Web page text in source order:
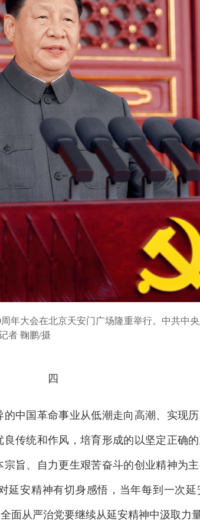
大会在北京天安门广场隆重举行。中共中央
者 鞠鹏/摄
四
国革命事业从低潮走向高潮、实现
传统和作风，培育形成的以坚定正确
旨、自力更生艰苦奋斗的创业精神为
延安精神有切身感悟，当年每到一次
面从严治党要继续从延安精神中汲取力量